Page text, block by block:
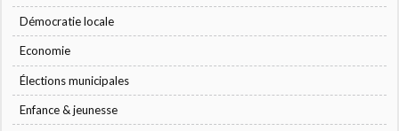
Démocratie locale
Economie
Élections municipales
Enfance & jeunesse